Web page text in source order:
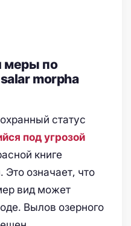
меры по
morpha
статус
под угрозой
книге
означает, что
вид может
Вылов озерного